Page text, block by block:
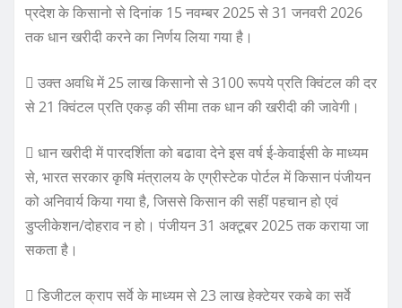
प्रदेश के किसानो से दिनांक 15 नवम्बर 2025 से 31 जनवरी 2026
तक धान खरीदी करने का निर्णय लिया गया है।
 उक्त अवधि में 25 लाख किसानो से 3100 रूपये प्रति क्विंटल की दर
से 21 क्विंटल प्रति एकड़ की सीमा तक धान की खरीदी की जावेगी।
 धान खरीदी में पारदर्शिता को बढावा देने इस वर्ष ई-केवाईसी के माध्यम
से, भारत सरकार कृषि मंत्रालय के एग्रीस्टेक पोर्टल में किसान पंजीयन
को अनिवार्य किया गया है, जिससे किसान की सहीं पहचान हो एवं
डुप्लीकेशन/दोहराव न हो। पंजीयन 31 अक्टूबर 2025 तक कराया जा
सकता है।
 डिजीटल क्राप सर्वे के माध्यम से 23 लाख हेक्टेयर रकबे का सर्वे